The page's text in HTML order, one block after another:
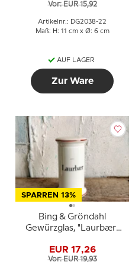
Vor: EUR 15,92
Artikelnr.: DG2038-22
Maß: H: 11 cm x Ø: 6 cm
AUF LAGER
Zur Ware
SPARREN 13%
Bing & Gröndahl
Gewürzglas, "Laurbær"
EUR 17,26
Vor: EUR 19,93